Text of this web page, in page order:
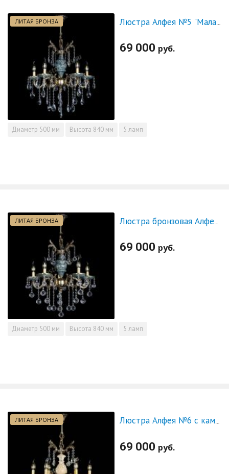
ЛИТАЯ БРОНЗА
69 000 руб.
Диаметр 500 мм Высота 840 мм 5 ламп
ЛИТАЯ БРОНЗА Люстра бронзовая Алфея №5 "Малахит" шар
69 000 руб.
Диаметр 500 мм Высота 840 мм 5 ламп
ЛИТАЯ БРОНЗА Люстра Алфея №6 с камнем журавлик
69 000 руб.